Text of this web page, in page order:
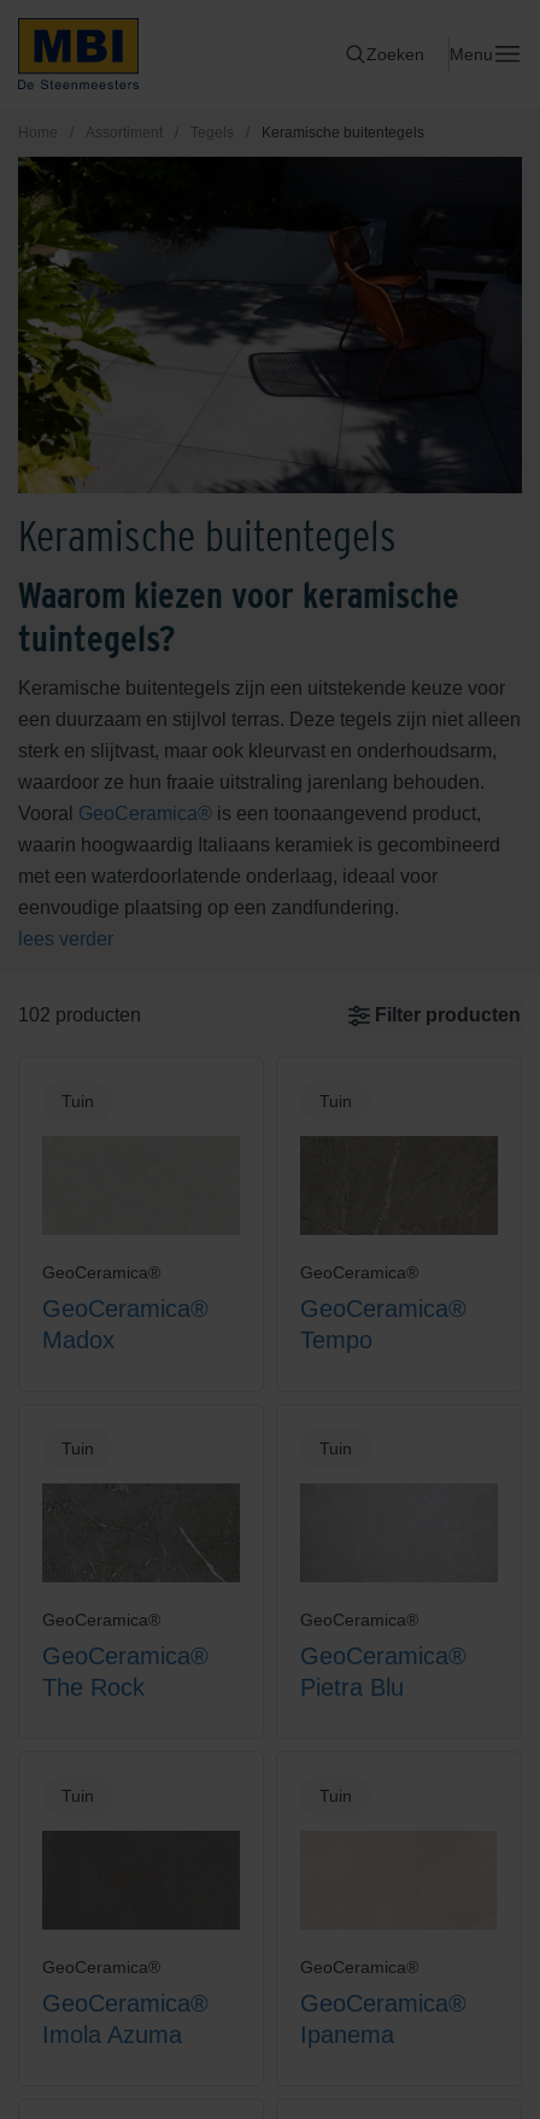
Zoeken Menu
Home / Assortiment / Tegels / Keramische buitentegels
Keramische buitentegels
Waarom kiezen voor keramische
tuintegels?
Keramische buitentegels zijn een uitstekende keuze voor
een duurzaam en stijlvol terras. Deze tegels zijn niet alleen
sterk en slijtvast, maar ook kleurvast en onderhoudsarm,
waardoor ze hun fraaie uitstraling jarenlang behouden.
Vooral GeoCeramica® is een toonaangevend product,
waarin hoogwaardig Italiaans keramiek is gecombineerd
met een waterdoorlatende onderlaag, ideaal voor
eenvoudige plaatsing op een zandfundering.
lees verder
102 producten Filter producten
Tuin
GeoCeramica®
GeoCeramica®
Madox
Tuin
GeoCeramica®
GeoCeramica®
Tempo
Tuin
GeoCeramica®
GeoCeramica®
The Rock
Tuin
GeoCeramica®
GeoCeramica®
Pietra Blu
Tuin
GeoCeramica®
GeoCeramica®
Imola Azuma
Tuin
GeoCeramica®
GeoCeramica®
Ipanema